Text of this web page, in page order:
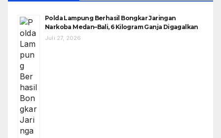
Polda Lampung Berhasil Bongkar Jaringan
Narkoba Medan–Bali, 6 Kilogram Ganja Digagalkan
Juli 27, 2026